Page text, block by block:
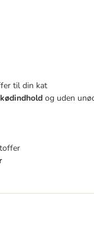
til din kat
og uden